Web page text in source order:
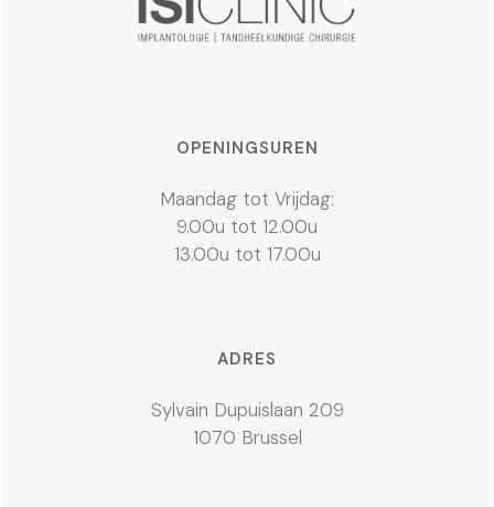
OPENINGSUREN
Maandag tot Vrijdag:
9.00u tot 12.00u
13.00u tot 17.00u
ADRES
Sylvain Dupuislaan 209
1070 Brussel